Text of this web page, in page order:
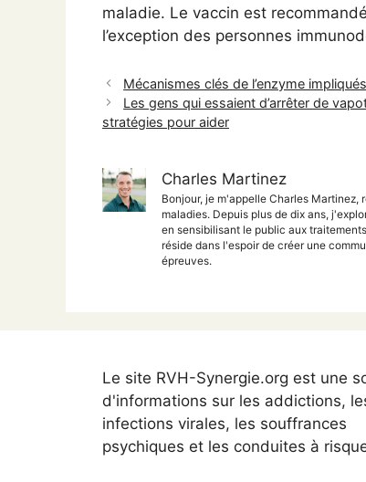
maladie. Le vaccin est
l’exception des personnes
Mécanismes clés de l’enzyme
Les gens qui essaient d’arrêter de
stratégies pour aider
Charles Martinez
Bonjour, je m'appelle Charles
maladies. Depuis plus de dix ans,
en sensibilisant le public aux
réside dans l'espoir de créer une
épreuves.
Le site RVH-Synergie.org est une
d'informations sur les addictions,
infections virales, les souffrances
psychiques et les conduites à